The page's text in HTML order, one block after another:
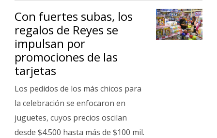
Con fuertes subas, los
regalos de Reyes se
impulsan por
promociones de las
tarjetas
Los pedidos de los más chicos para
la celebración se enfocaron en
juguetes, cuyos precios oscilan
desde $4.500 hasta más de $100 mil.